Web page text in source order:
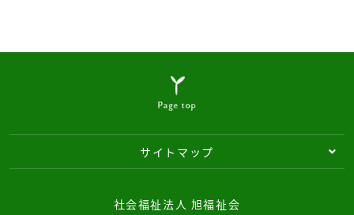
サイトマップ
社会福祉法人 旭福祉会